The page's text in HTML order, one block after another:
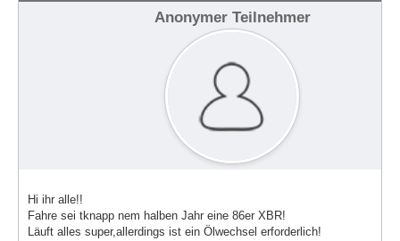
Anonymer Teilnehmer
Hi ihr alle!!
Fahre sei tknapp nem halben Jahr eine 86er XBR!
Läuft alles super,allerdings ist ein Ölwechsel erforderlich!